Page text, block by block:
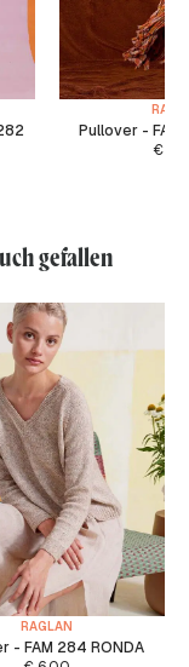
Pullover - FAM
€
gefallen
RAGLAN
- FAM 284 RONDA